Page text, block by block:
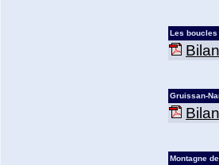
Les boucles
Gruissan-
Montagne